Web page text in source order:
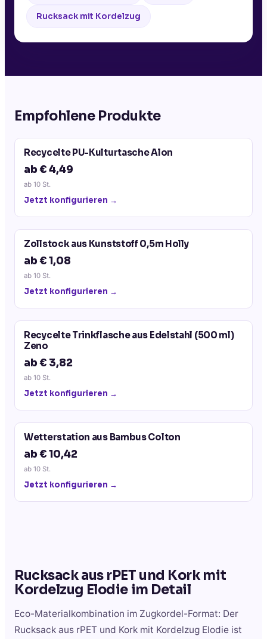
Rucksack mit Kordelzug
Empfohlene Produkte
Recycelte PU-Kulturtasche Alon
ab € 4,49
ab 10 St.
Jetzt konfigurieren →
Zollstock aus Kunststoff 0,5m Holly
ab € 1,08
ab 10 St.
Jetzt konfigurieren →
Recycelte Trinkflasche aus Edelstahl (500 ml)
Zeno
ab € 3,82
ab 10 St.
Jetzt konfigurieren →
Wetterstation aus Bambus Colton
ab € 10,42
ab 10 St.
Jetzt konfigurieren →
Rucksack aus rPET und Kork mit
Kordelzug Elodieim Detail
Eco-Materialkombination im Zugkordel-Format: Der
Rucksack aus rPET und Kork mit Kordelzug Elodie ist